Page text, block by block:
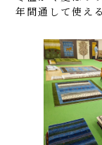
年間通して使え